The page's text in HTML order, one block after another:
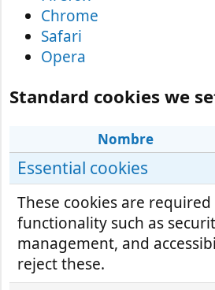
Chrome
Safari
Opera
Standard cookies we
Nombre
Essential cookies
These cookies are
functionality such as
management, and
reject these.